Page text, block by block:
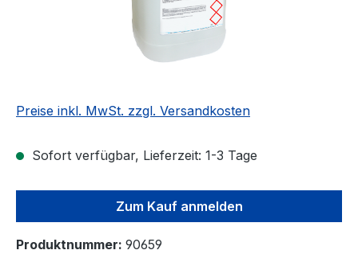
Preise inkl. MwSt. zzgl. Versandkosten
Sofort verfügbar, Lieferzeit: 1-3 Tage
Zum Kauf anmelden
Produktnummer: 90659